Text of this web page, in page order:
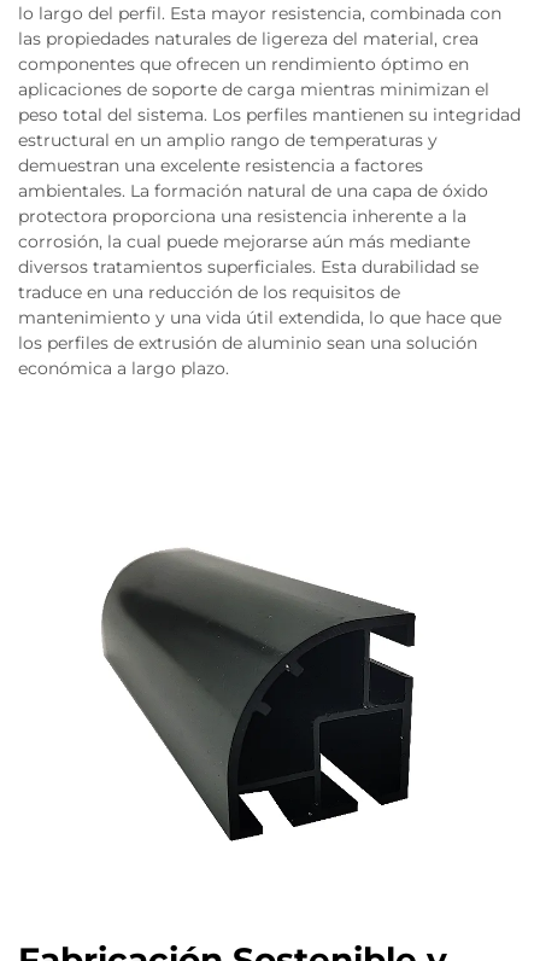
lo largo del perfil. Esta mayor resistencia, combinada con
las propiedades naturales de ligereza del material, crea
componentes que ofrecen un rendimiento óptimo en
aplicaciones de soporte de carga mientras minimizan el
peso total del sistema. Los perfiles mantienen su integridad
estructural en un amplio rango de temperaturas y
demuestran una excelente resistencia a factores
ambientales. La formación natural de una capa de óxido
protectora proporciona una resistencia inherente a la
corrosión, la cual puede mejorarse aún más mediante
diversos tratamientos superficiales. Esta durabilidad se
traduce en una reducción de los requisitos de
mantenimiento y una vida útil extendida, lo que hace que
los perfiles de extrusión de aluminio sean una solución
económica a largo plazo.